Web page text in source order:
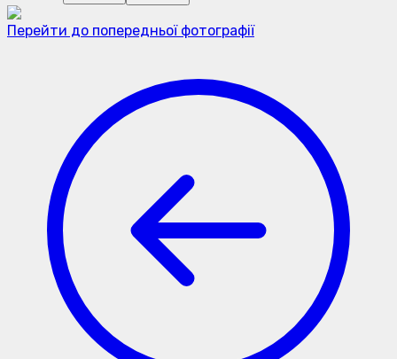
Перейти до попередньої фотографії